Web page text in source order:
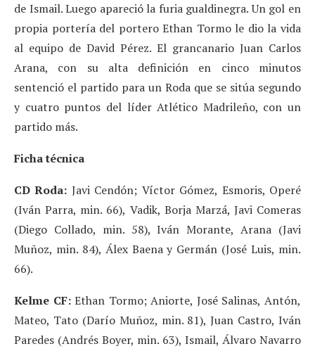
de Ismail. Luego apareció la furia gualdinegra. Un gol en
propia portería del portero Ethan Tormo le dio la vida
al equipo de David Pérez. El grancanario Juan Carlos
Arana, con su alta definición en cinco minutos
sentenció el partido para un Roda que se sitúa segundo
y cuatro puntos del líder Atlético Madrileño, con un
partido más.
Ficha técnica
CD Roda: Javi Cendón; Víctor Gómez, Esmoris, Operé
(Iván Parra, min. 66), Vadik, Borja Marzá, Javi Comeras
(Diego Collado, min. 58), Iván Morante, Arana (Javi
Muñoz, min. 84), Álex Baena y Germán (José Luis, min.
66).
Kelme CF:Ethan Tormo; Aniorte, José Salinas, Antón,
Mateo, Tato (Darío Muñoz, min. 81), Juan Castro, Iván
Paredes (Andrés Boyer, min. 63), Ismail, Álvaro Navarro